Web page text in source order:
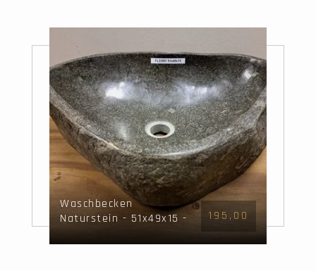
Waschbecken
Naturstein - 51x49x15 -
FL22881
195,00